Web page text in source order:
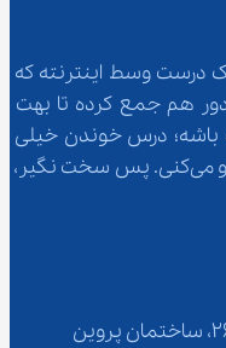
درست وسط اینترنته که
رو دور هم جمع کرده تا بهت
باشه؛ درس خوندن خیلی
آسون‌تر و باحال‌تر از چیزیه که فکرش رو می‌کنی. پس سخت نگیر،
تهران، میدان عطار، خیابان عطار، پلاک 26، ساختمان پروین